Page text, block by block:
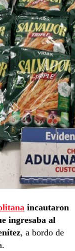
incautaron
ingresaba al
, a bordo de